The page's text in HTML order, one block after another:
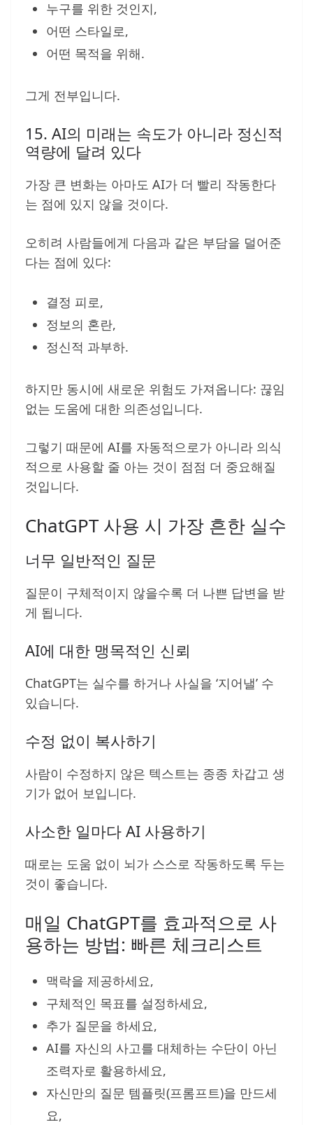
누구를 위한 것인지,
어떤 스타일로,
어떤 목적을 위해.
그게 전부입니다.
15. AI의 미래는 속도가 아니라 정신적
역량에 달려 있다
가장 큰 변화는 아마도 AI가 더 빨리 작동한다
는 점에 있지 않을 것이다.
오히려 사람들에게 다음과 같은 부담을 덜어준
다는 점에 있다:
결정 피로,
정보의 혼란,
정신적 과부하.
하지만 동시에 새로운 위험도 가져옵니다: 끊임
없는 도움에 대한 의존성입니다.
그렇기 때문에 AI를 자동적으로가 아니라 의식
적으로 사용할 줄 아는 것이 점점 더 중요해질
것입니다.
ChatGPT 사용 시 가장 흔한 실수
너무 일반적인 질문
질문이 구체적이지 않을수록 더 나쁜 답변을 받
게 됩니다.
AI에 대한 맹목적인 신뢰
ChatGPT는 실수를 하거나 사실을 ‘지어낼’ 수
있습니다.
수정 없이 복사하기
사람이 수정하지 않은 텍스트는 종종 차갑고 생
기가 없어 보입니다.
사소한 일마다 AI 사용하기
때로는 도움 없이 뇌가 스스로 작동하도록 두는
것이 좋습니다.
매일 ChatGPT를 효과적으로 사
용하는 방법: 빠른 체크리스트
맥락을 제공하세요,
구체적인 목표를 설정하세요,
추가 질문을 하세요,
AI를 자신의 사고를 대체하는 수단이 아닌
조력자로 활용하세요,
자신만의 질문 템플릿(프롬프트)을 만드세
요,